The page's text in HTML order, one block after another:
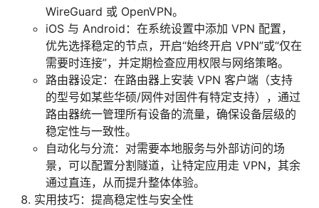
WireGuard 或 OpenVPN。
iOS 与 Android：在系统设置中添加 VPN 配置，
优先选择稳定的节点，开启“始终开启 VPN”或“仅在
需要时连接”，并定期检查应用权限与网络策略。
路由器设定：在路由器上安装 VPN 客户端（支持
的型号如某些华硕/网件对固件有特定支持），通过
路由器统一管理所有设备的流量，确保设备层级的
稳定性与一致性。
自动化与分流：对需要本地服务与外部访问的场
景，可以配置分割隧道，让特定应用走 VPN，其余
通过直连，从而提升整体体验。
实用技巧：提高稳定性与安全性